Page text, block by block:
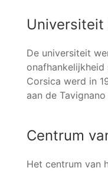
Universiteit
De universiteit
Corsica werd in
aan de Tavignano
Centrum
Het centrum van